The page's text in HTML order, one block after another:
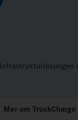
Mer om TruckCharge